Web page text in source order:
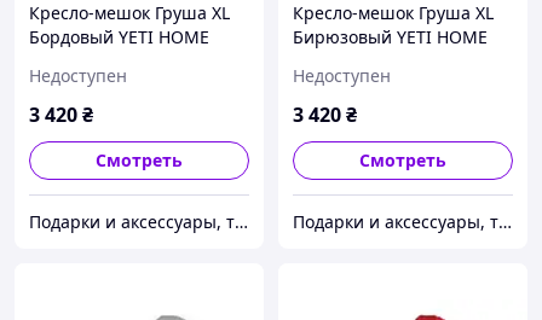
Кресло-мешок Груша XL
Бордовый YETI HOME
Недоступен
3 420₴
Смотреть
Подарки и аксессуары, товары для Вашего имиджа и комфорта.
Кресло-мешок Груша XL
Бирюзовый YETI HOME
Недоступен
3 420₴
Смотреть
Подарки и аксессуары, товары для Вашего имиджа и комфорта.